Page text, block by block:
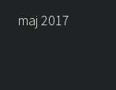
maj 2017